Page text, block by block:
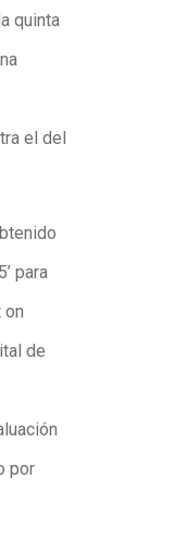
quinta
el del
para
on
de
por